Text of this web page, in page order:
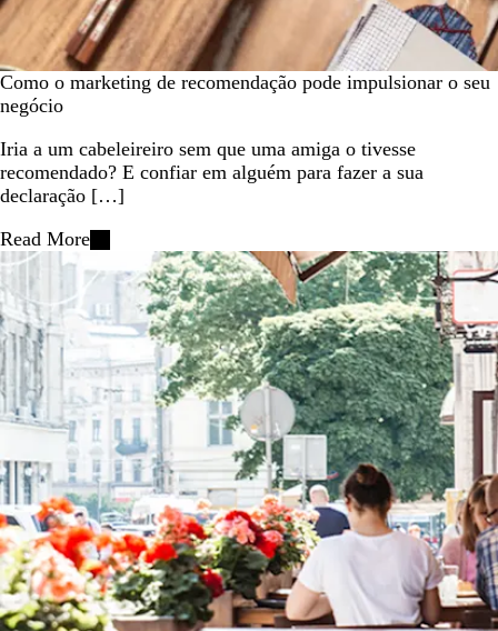
Como o marketing de recomendação pode impulsionar o seu
negócio
Iria a um cabeleireiro sem que uma amiga o tivesse
recomendado? E confiar em alguém para fazer a sua
declaração […]
Read More